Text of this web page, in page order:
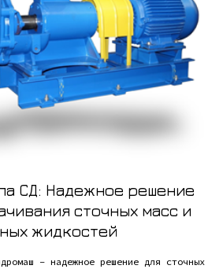
СД: Надежное решение
сточных масс и
жидкостей
– надежное решение для сточных